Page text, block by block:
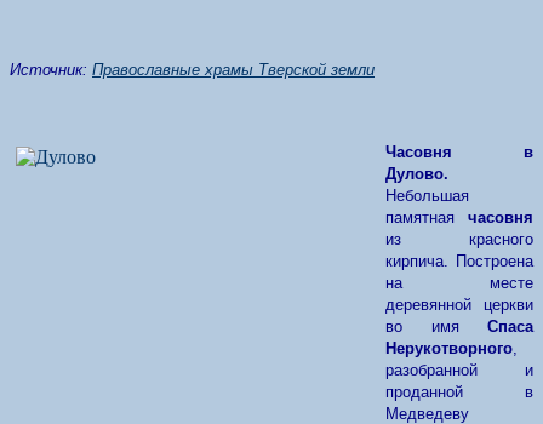
Источник: Православные храмы Тверской земли
Часовня в
Дулово.
Небольшая
памятная часовня
из красного
кирпича. Построена
на месте
деревянной церкви
во имя Спаса
Нерукотворного,
разобранной и
проданной в
Медведеву